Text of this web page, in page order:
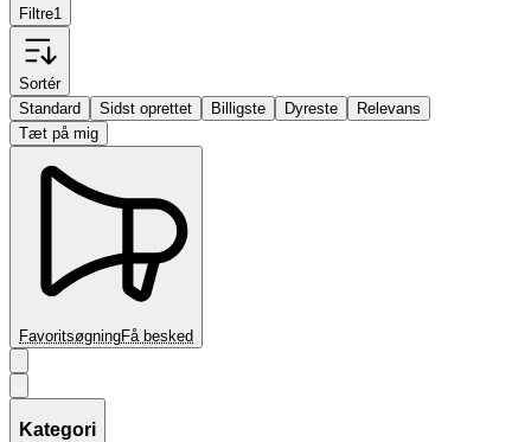
Filtre1
Sortér
Standard
Sidst oprettet Billigste Dyreste
Relevans
Tæt på mig
FavoritsøgningFå besked
Kategori